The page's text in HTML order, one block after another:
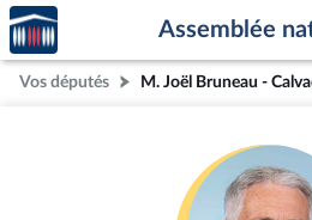
Aller au contenu
Aller en bas de la page
Accèder
à la
page
d'accueil
Assemblée
Vos députés